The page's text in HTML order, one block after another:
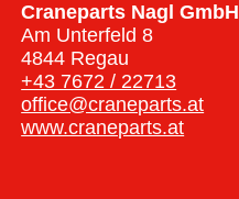
Craneparts Nagl GmbH
Am Unterfeld 8
4844 Regau
+43 7672 / 22713
office@craneparts.at
www.craneparts.at